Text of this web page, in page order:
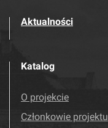
Aktualności
Katalog
O projekcie
Członkowie projektu